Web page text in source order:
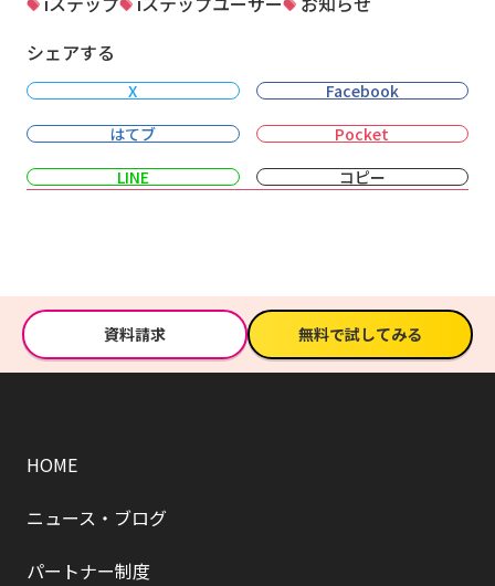
シェアする
X
Facebook
はてブ
Pocket
LINE
コピー
資料請求 無料で試してみる
HOME
ニュース・ブログ
パートナー制度